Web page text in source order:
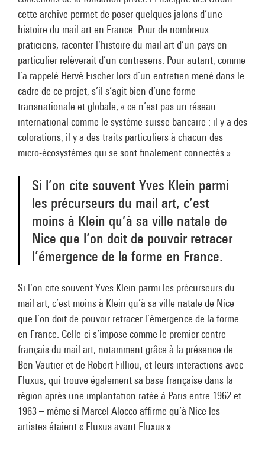
cette archive permet de poser quelques jalons d’une
histoire du mail art en France. Pour de nombreux
praticiens, raconter l’histoire du mail art d’un pays en
particulier relèverait d’un contresens. Pour autant, comme
l’a rappelé Hervé Fischer lors d’un entretien mené dans le
cadre de ce projet, s’il s’agit bien d’une forme
transnationale et globale, « ce n’est pas un réseau
international comme le système suisse bancaire : il y a des
colorations, il y a des traits particuliers à chacun des
micro-écosystèmes qui se sont finalement connectés ».
Si l’on cite souvent Yves Klein parmi
les précurseurs du mail art, c’est
moins à Klein qu’à sa ville natale de
Nice que l’on doit de pouvoir retracer
l’émergence de la forme en France.
Si l’on cite souventYves Klein parmi les précurseurs du
mail art, c’est moins à Klein qu’à sa ville natale de Nice
que l’on doit de pouvoir retracer l’émergence de la forme
en France. Celle-ci s’impose comme le premier centre
français du mail art, notamment grâce à la présence de
Ben Vautieret de Robert Filliou, et leurs interactions avec
Fluxus, qui trouve également sa base française dans la
région après une implantation ratée à Paris entre 1962 et
1963 – même si Marcel Alocco affirme qu’à Nice les
artistes étaient « Fluxus avant Fluxus ».